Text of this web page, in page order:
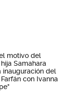
motivo del
Samahara
inauguración del
con Ivanna